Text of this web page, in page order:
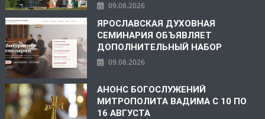
09.08.2026
ЯРОСЛАВСКАЯ ДУХОВНАЯ
СЕМИНАРИЯ ОБЪЯВЛЯЕТ
ДОПОЛНИТЕЛЬНЫЙ НАБОР
09.08.2026
АНОНС БОГОСЛУЖЕНИЙ
МИТРОПОЛИТА ВАДИМА С 10 ПО
16 АВГУСТА